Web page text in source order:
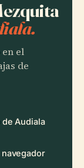
el
de
Audiala